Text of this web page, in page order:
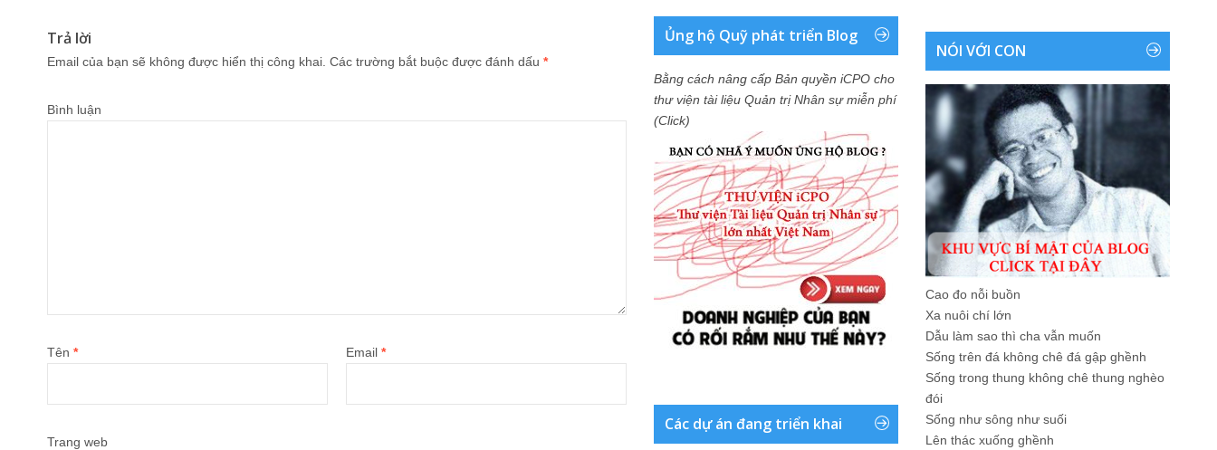
Trả lời
Email của bạn sẽ không được hiển thị công khai. Các trường bắt buộc được đánh dấu *
Bình luận
Tên * Email *
Trang web
Ủng hộ Quỹ phát triển Blog
Bằng cách nâng cấp Bản quyền iCPO cho
thư viện tài liệu Quản trị Nhân sự miễn phí
(Click)
Các dự án đang triển khai
NÓI VỚI CON
Cao đo nỗi buồn
Xa nuôi chí lớn
Dẫu làm sao thì cha vẫn muốn
Sống trên đá không chê đá gập ghềnh
Sống trong thung không chê thung nghèo
đói
Sống như sông như suối
Lên thác xuống ghềnh